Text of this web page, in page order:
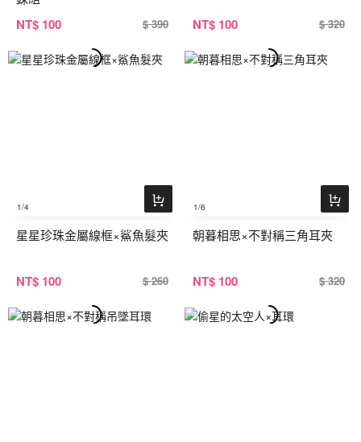
NT$ 100 $ 390 NT$ 100 $ 320
1/4
星星珍珠金屬線框×鯊魚髮夾
NT$ 100 $ 260
1/6
朝暮相思×不對稱三角耳夾
NT$ 100 $ 320